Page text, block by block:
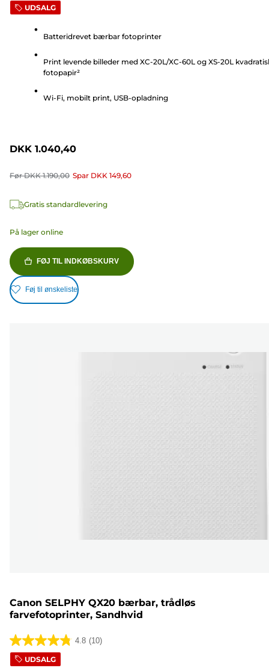
ud
stjerner.
UDSALG
Batteridrevet bærbar fotoprinter
Print levende billeder med XC-20L/XC-60L og XS-20L
fotopapir²
Wi-Fi, mobilt print, USB-opladning
DKK 1.040,40
FørDKK 1.190,00 Spar DKK 149,60
Gratis standardlevering
På lager online
FØJ TIL INDKØBSKURV
Føj til ønskeliste
Canon SELPHY QX20 bærbar, trådløs
farvefotoprinter, Sandhvid
4.8 (10)
4.8
ud UDSALG